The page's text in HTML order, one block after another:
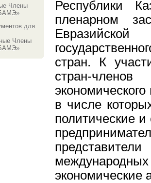
Члены
для
Члены
Республики
пленарном
стран. К
стран-
в числе
политические
экономические